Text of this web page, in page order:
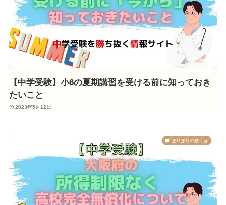
【中学受験】小6の夏期講習を受ける前に知っておき
たいこと
2023年5月12日
ぽりぽりの独り言